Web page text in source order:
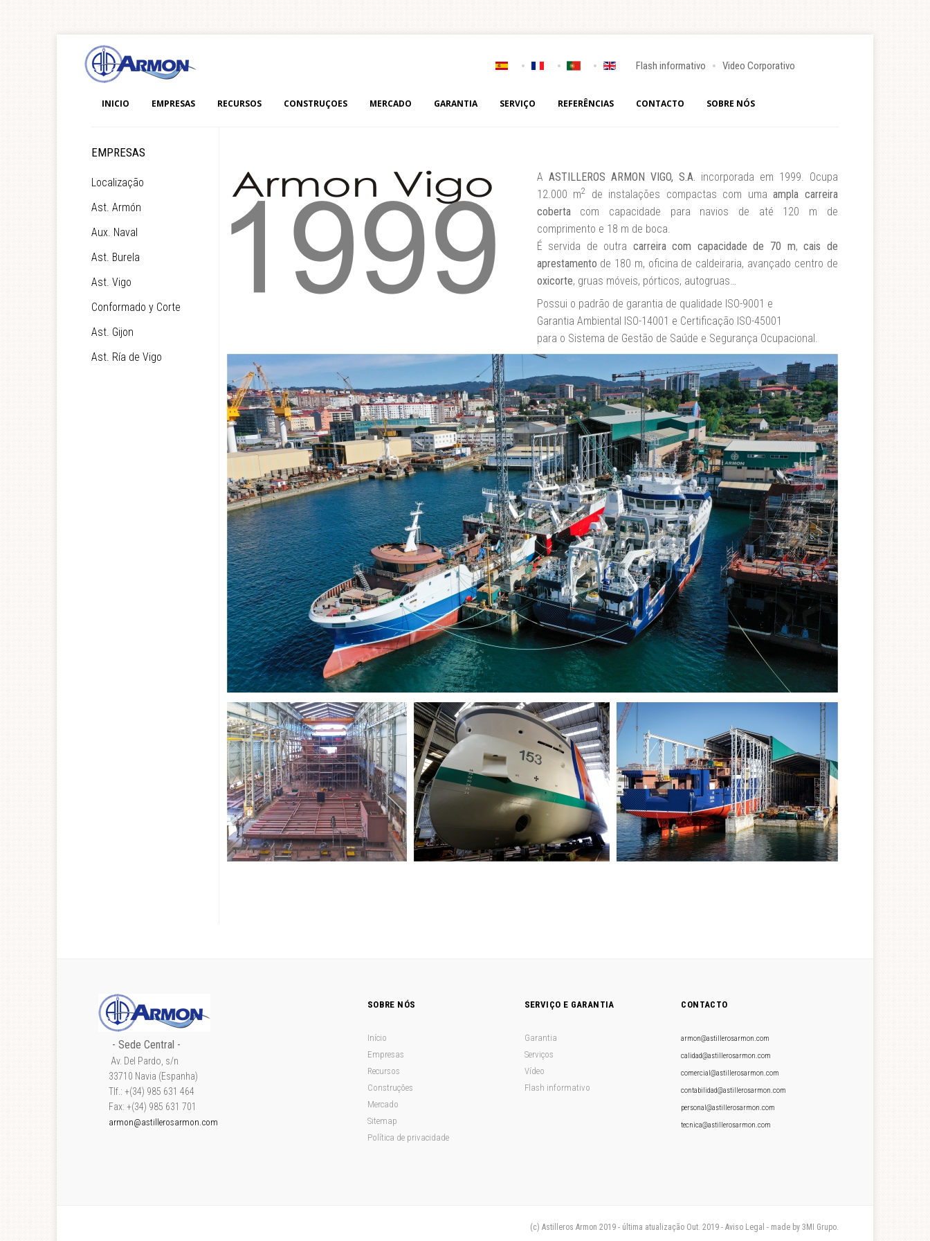
Flash informativo Video Corporativo
INICIO EMPRESAS RECURSOS CONSTRUÇOES MERCADO GARANTIA SERVIÇO REFERÊNCIAS CONTACTO SOBRE NÓS
A ASTILLEROS ARMON VIGO, S.A. incorporada em 1999. Ocupa
12.000 m2 de instalações compactas com umaampla carreira
cobertacom capacidade para navios de até 120 m de
comprimento e 18 m de boca.
É servida de outra carreira com capacidade de 70 m,cais de
aprestamento de 180 m, oficina de caldeiraria, avançado centro de
oxicorte, gruas móveis, pórticos, autogruas…
Possui o padrão de garantia de qualidade ISO-9001 e
Garantia Ambiental ISO-14001 e Certificação ISO-45001
para o Sistema de Gestão de Saúde e Segurança Ocupacional.
EMPRESAS
Localização
Ast. Armón
Aux. Naval
Ast. Burela
Ast. Vigo
Conformado y Corte
Ast. Gijon
Ast. Ría de Vigo
- Sede Central -
Av. Del Pardo, s/n
33710 Navia (Espanha)
Tlf.: +(34) 985 631 464
Fax: +(34) 985 631 701
armon@astillerosarmon.com
SOBRE NÓS
Início
Empresas
Recursos
Construções
Mercado
Sitemap
Política de privacidade
SERVIÇO E GARANTIA
Garantia
Serviços
Vídeo
Flash informativo
CONTACTO
armon@astillerosarmon.com
calidad@astillerosarmon.com
comercial@astillerosarmon.com
contabilidad@astillerosarmon.com
personal@astillerosarmon.com
tecnica@astillerosarmon.com
(c) Astilleros Armon 2019 - última atualização Out. 2019 - Aviso Legal - made by 3MI Grupo.